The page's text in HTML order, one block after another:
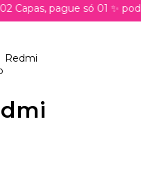
pague só 01 ✨ pode ser
Redmi